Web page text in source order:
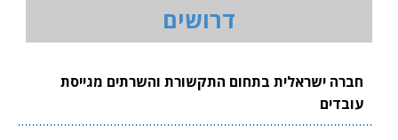
דרושים
חברה ישראלית בתחום התקשורת והשרתים מגייסת
עובדים